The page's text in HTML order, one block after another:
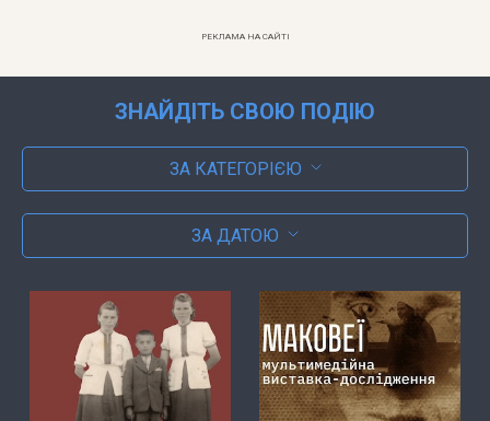
РЕКЛАМА НА САЙТІ
ЗНАЙДІТЬ СВОЮ ПОДІЮ
ЗА КАТЕГОРІЄЮ
ЗА ДАТОЮ